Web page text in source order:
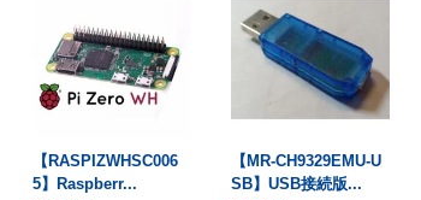
【RASPIZWHSC006
5】Raspberr...
【MR-CH9329EMU-U
SB】USB接続版...